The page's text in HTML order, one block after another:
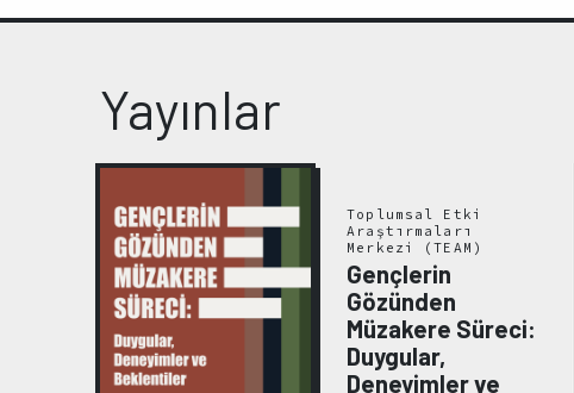
Yayınlar
Toplumsal Etki
Araştırmaları
Merkezi (TEAM)
Gençlerin
Gözünden
Müzakere Süreci:
Duygular,
Deneyimler ve